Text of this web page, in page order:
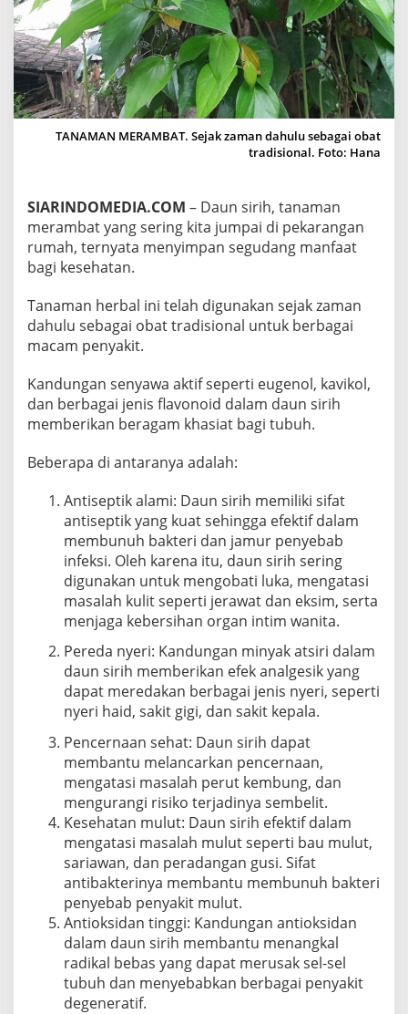
E
K
A
D
A
R
R
E
M
P
,
S
E
J
A
M
A
A
A
T
U
K
K
E
S
E
H
A
T
A
N
TANAMAN MERAMBAT. Sejak zaman dahulu sebagai obat
tradisional. Foto: Hana
SIARINDOMEDIA.COM – Daun sirih, tanaman
merambat yang sering kita jumpai di pekarangan
rumah, ternyata menyimpan segudang manfaat
bagi kesehatan.
Tanaman herbal ini telah digunakan sejak zaman
dahulu sebagai obat tradisional untuk berbagai
macam penyakit.
Kandungan senyawa aktif seperti eugenol, kavikol,
dan berbagai jenis flavonoid dalam daun sirih
memberikan beragam khasiat bagi tubuh.
Beberapa di antaranya adalah:
Antiseptik alami: Daun sirih memiliki sifat
antiseptik yang kuat sehingga efektif dalam
membunuh bakteri dan jamur penyebab
infeksi. Oleh karena itu, daun sirih sering
digunakan untuk mengobati luka, mengatasi
masalah kulit seperti jerawat dan eksim, serta
menjaga kebersihan organ intim wanita.
Pereda nyeri: Kandungan minyak atsiri dalam
daun sirih memberikan efek analgesik yang
dapat meredakan berbagai jenis nyeri, seperti
nyeri haid, sakit gigi, dan sakit kepala.
Pencernaan sehat: Daun sirih dapat
membantu melancarkan pencernaan,
mengatasi masalah perut kembung, dan
mengurangi risiko terjadinya sembelit.
Kesehatan mulut: Daun sirih efektif dalam
mengatasi masalah mulut seperti bau mulut,
sariawan, dan peradangan gusi. Sifat
antibakterinya membantu membunuh bakteri
penyebab penyakit mulut.
Antioksidan tinggi: Kandungan antioksidan
dalam daun sirih membantu menangkal
radikal bebas yang dapat merusak sel-sel
tubuh dan menyebabkan berbagai penyakit
degeneratif.